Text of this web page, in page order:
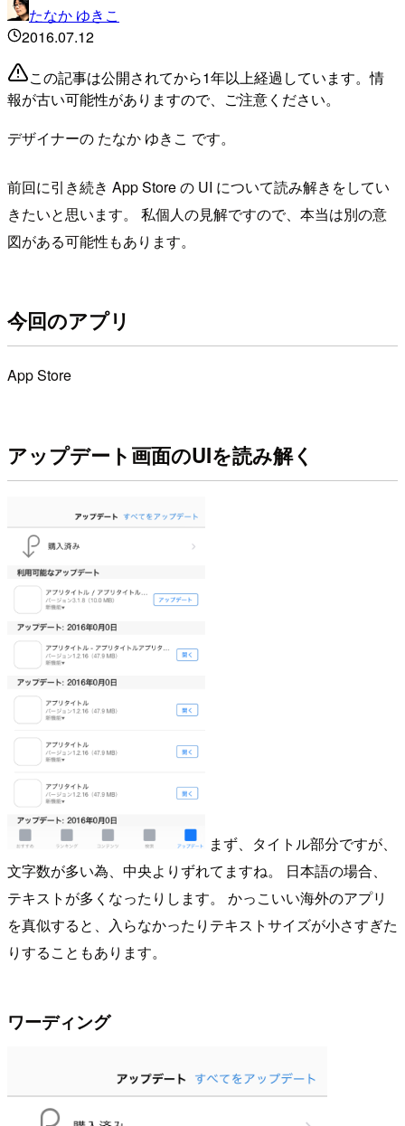
たなか ゆきこ
2016.07.12
この記事は公開されてから1年以上経過しています。情
報が古い可能性がありますので、ご注意ください。
デザイナーの たなか ゆきこ です。
前回に引き続き App Store の UI について読み解きをしてい
きたいと思います。 私個人の見解ですので、本当は別の意
図がある可能性もあります。
今回のアプリ
App Store
アップデート画面のUIを読み解く
まず、タイトル部分ですが、
文字数が多い為、中央よりずれてますね。 日本語の場合、
テキストが多くなったりします。 かっこいい海外のアプリ
を真似すると、入らなかったりテキストサイズが小さすぎた
りすることもあります。
ワーディング